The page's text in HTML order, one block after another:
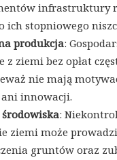
infrastruktury
ich stopniowego
produkcja:
z ziemi bez opłat
nie mają
innowacji.
:
ziemi może
gruntów oraz